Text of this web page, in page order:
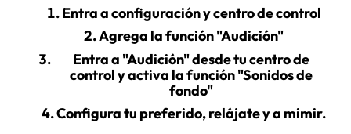
Entra a configuración y centro de control
Agrega la función "Audición"
Entra a "Audición" desde tu centro de
control y activa la función "Sonidos de
fondo"
Configura tu preferido, relájate y a mimir.